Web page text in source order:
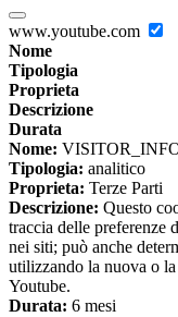
www.youtube.com
Nome
Tipologia
Proprieta
Descrizione
Durata
Nome:
Tipologia: analitico
Proprieta: Terze Parti
Descrizione: Questo
traccia delle preferenze
nei siti; può anche
utilizzando la nuova o
Youtube.
Durata: 6 mesi